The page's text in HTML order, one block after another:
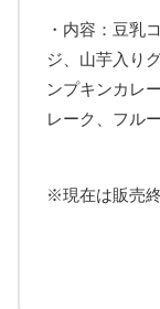
・内容：豆乳
ジ、山芋入り
ンプキンカレ
レーク、フル
※現在は販売